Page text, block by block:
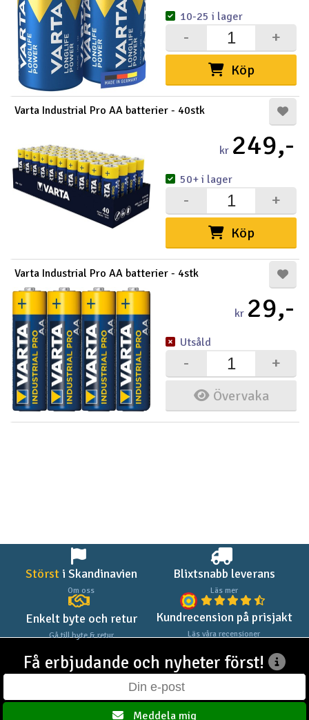
Modellbygg- och byggsatser
Modelljärnväg
Motor & tillbehör
Radioutrustning
Raketer
Scooter & elfordon
Smarthem, lek och hobby
Solenergi
Verktyg, utrustning och tillbehör
Presentkort
Köp
+
-
10-25 i lager
Varta Industrial Pro AA batterier - 40stk
kr 249,-
Köp
+
-
50+ i lager
Varta Industrial Pro AA batterier - 4stk
kr 29,-
Övervaka
+
-
Utsåld
Störsti Skandinavien
Om oss
Blixtsnabb leverans
Läs mer
Enkelt byte och retur
Gå till byte & retur
Kundrecension på prisjakt
Läs våra recensioner
Få erbjudande och nyheter först!
Meddela mig